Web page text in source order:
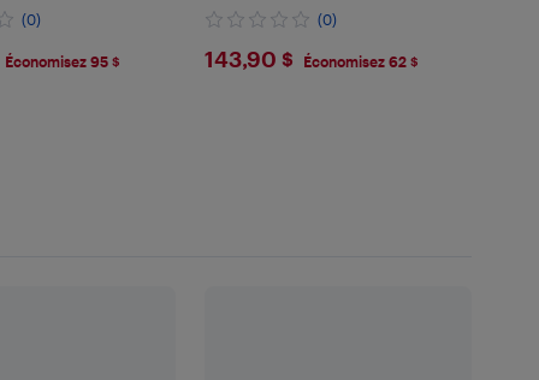
(0)
Économisez 95 $
Adjustable Pop-Up Outdoor
Events,Patio,Party,Parking
(0)
$143.9
143,90 $ Économisez 62 $